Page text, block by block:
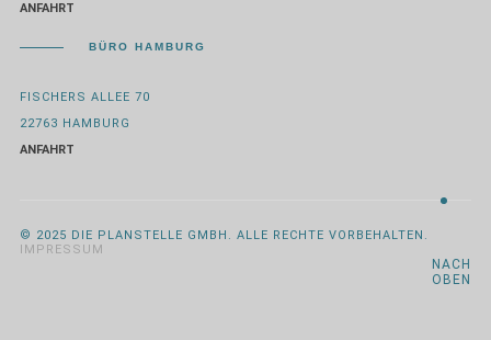
ANFAHRT
BÜRO HAMBURG
FISCHERS ALLEE 70
22763 HAMBURG
ANFAHRT
© 2025 DIE PLANSTELLE GMBH. ALLE RECHTE VORBEHALTEN.
IMPRESSUM
NACH
OBEN